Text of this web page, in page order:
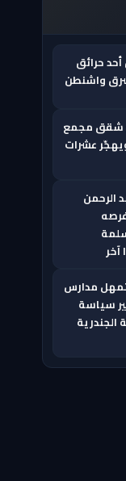
حرائق
واشنطن
شقق مجمع
عشرات
الرحمن
تمهل مدارس
لتغيير سياسة